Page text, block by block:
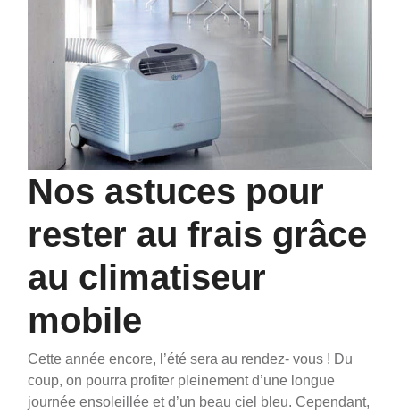
Nos astuces pour
rester au frais grâce
au climatiseur
mobile
Cette année encore, l’été sera au rendez- vous ! Du
coup, on pourra profiter pleinement d’une longue
journée ensoleillée et d’un beau ciel bleu. Cependant,